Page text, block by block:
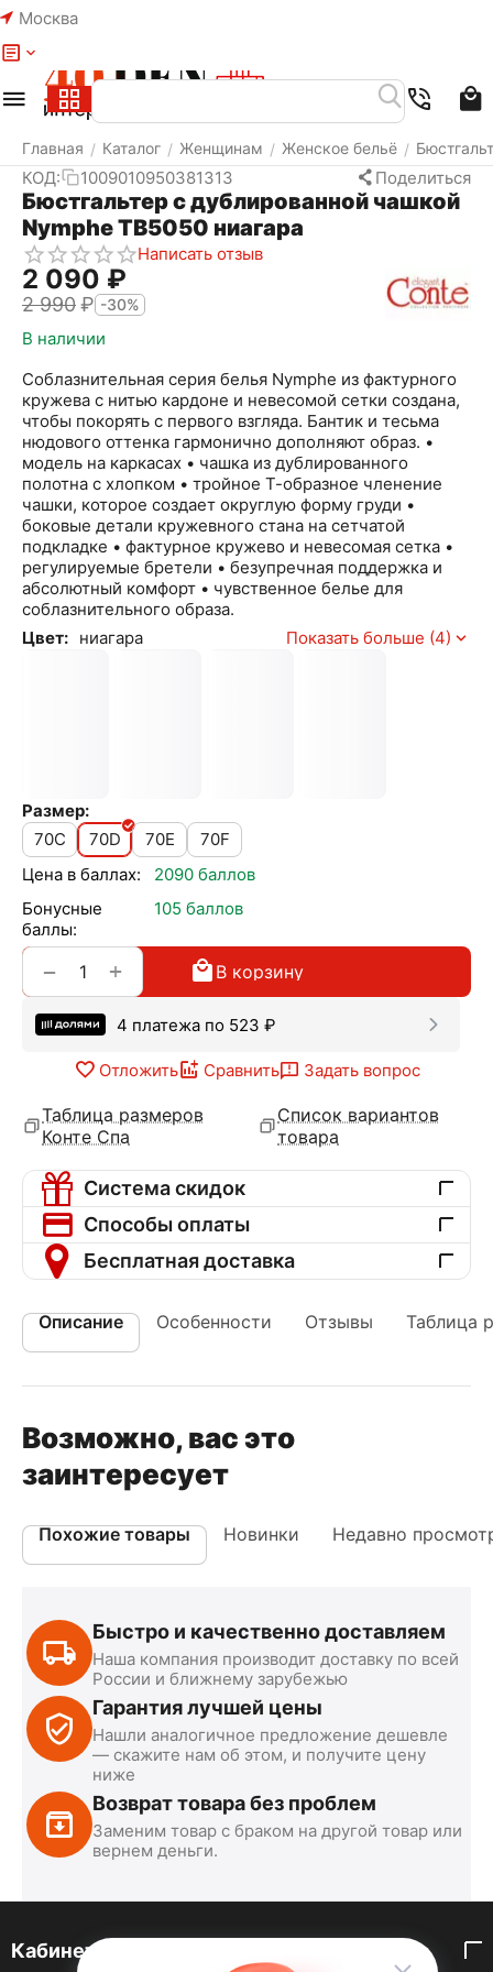
Москва
Главная / Каталог / Женщинам / Женское бельё /
КОД: 1009010950381313 Поделиться
Бюстгальтер с дублированной чашкой
Nymphe ТВ5050 ниагара
Написать отзыв
2 090 ₽
2 990₽ -30%
В наличии
Соблазнительная серия белья Nymphe из фактурного
кружева с нитью кардоне и невесомой сетки создана,
чтобы покорять с первого взгляда. Бантик и тесьма
нюдового оттенка гармонично дополняют образ. •
модель на каркасах • чашка из дублированного
полотна с хлопком • тройное Т-образное членение
чашки, которое создает округлую форму груди •
боковые детали кружевного стана на сетчатой
подкладке • фактурное кружево и невесомая сетка •
регулируемые бретели • безупречная поддержка и
абсолютный комфорт • чувственное белье для
соблазнительного образа.
Цвет: ниагара Показать больше (4)
Размер:
70C
70D 70E
70F
Цена в баллах:
2090 баллов
Бонусные
баллы:
105 баллов
+
− В корзину
4 платежа по 523 ₽
Отложить Сравнить Задать вопрос
Таблица размеров
Конте Спа
Список вариантов
товара
Система скидок
Способы оплаты
Бесплатная доставка
Описание Особенности Отзывы Таблица
Возможно, вас это
заинтересует
Похожие товары Новинки Недавно
Быстро и качественно доставляем
Наша компания производит доставку по всей
России и ближнему зарубежью
Гарантия лучшей цены
Нашли аналогичное предложение дешевле
— скажите нам об этом, и получите цену
ниже
Возврат товара без проблем
Заменим товар с браком на другой товар или
вернем деньги.
Кабинет покупателя
Меню